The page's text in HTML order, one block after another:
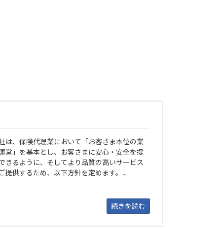
は、保険代理業において「お客さま本位の業
営」を基本とし、お客さまに安心・安全を提
きるように、そしてより品質の高いサービス
提供するため、以下方針を定めます。...
続きを読む